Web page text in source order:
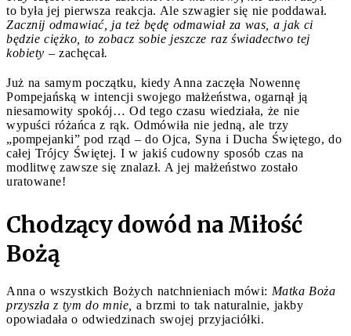
to była jej pierwsza reakcja. Ale szwagier się nie poddawał.
Zacznij odmawiać, ja też będę odmawiał za was, a jak ci
będzie ciężko, to zobacz sobie jeszcze raz świadectwo tej
kobiety – zachęcał.
Już na samym początku, kiedy Anna zaczęła Nowennę
Pompejańską w intencji swojego małżeństwa, ogarnął ją
niesamowity spokój… Od tego czasu wiedziała, że nie
wypuści różańca z rąk. Odmówiła nie jedną, ale trzy
„pompejanki” pod rząd – do Ojca, Syna i Ducha Świętego, do
całej Trójcy Świętej. I w jakiś cudowny sposób czas na
modlitwę zawsze się znalazł. A jej małżeństwo zostało
uratowane!
Chodzący dowód na Miłość
Bożą
Anna o wszystkich Bożych natchnieniach mówi: Matka Boża
przyszła z tym do mnie, a brzmi to tak naturalnie, jakby
opowiadała o odwiedzinach swojej przyjaciółki.